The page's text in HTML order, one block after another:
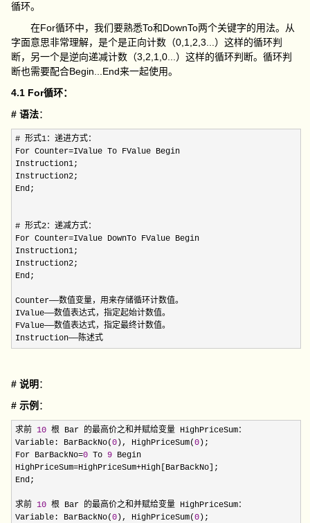
循环。
在For循环中，我们要熟悉To和DownTo两个关键字的用法。从
字面意思非常理解，是个是正向计数（0,1,2,3...）这样的循环判
断，另一个是逆向递减计数（3,2,1,0...）这样的循环判断。循环判
断也需要配合Begin...End来一起使用。
4.1 For循环：
# 语法：
# 形式1：递进方式：
For Counter=IValue To FValue Begin
Instruction1;
Instruction2;
End;
# 形式2：递减方式：
For Counter=IValue DownTo FValue Begin
Instruction1;
Instruction2;
End;
Counter——数值变量，用来存储循环计数值。
IValue——数值表达式，指定起始计数值。
FValue——数值表达式，指定最终计数值。
Instruction——陈述式
# 说明 ：
# 示例 ：
求前 10 根 Bar 的最高价之和并赋给变量 HighPriceSum：
Variable: BarBackNo(0 ), HighPriceSum(0 );
For BarBackNo=0 To 9 Begin
HighPriceSum=HighPriceSum+High[BarBackNo];
End;
求前 10 根 Bar 的最高价之和并赋给变量 HighPriceSum：
Variable: BarBackNo(0 ), HighPriceSum(0 );